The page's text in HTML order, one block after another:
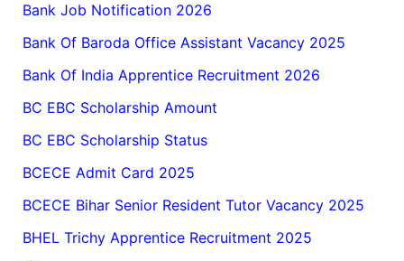
Bank Job Notification 2026
Bank Of Baroda Office Assistant Vacancy 2025
Bank Of India Apprentice Recruitment 2026
BC EBC Scholarship Amount
BC EBC Scholarship Status
BCECE Admit Card 2025
BCECE Bihar Senior Resident Tutor Vacancy 2025
BHEL Trichy Apprentice Recruitment 2025